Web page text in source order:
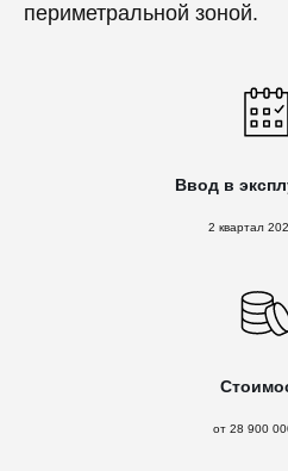
периметральной зоной.
Ввод в
2 квартал
от 28 900